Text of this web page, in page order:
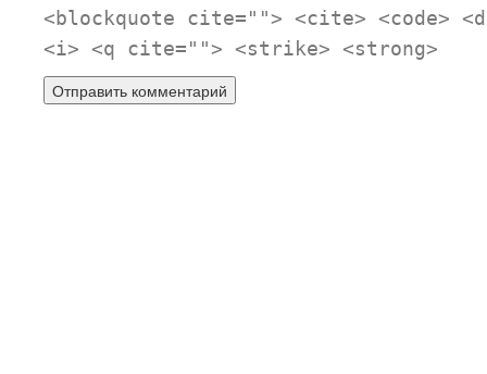
<blockquote cite=""> <cite> <code>
<i> <q cite=""> <strike> <strong>